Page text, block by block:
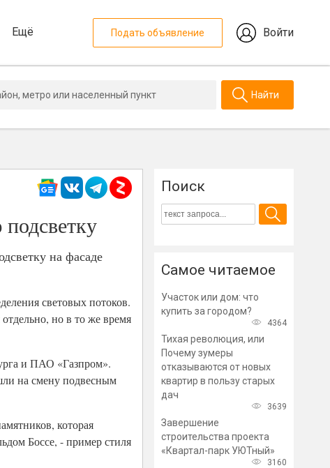
Ещё Подать объявление Войти
Найти
на фасаде
световых потоков.
но в то же время
и ПАО «Газпром».
на смену подвесным
которая
Боссе, - пример стиля
Поиск
Самое читаемое
Участок или дом: что
купить за городом?
4364
Тихая революция, или
Почему зумеры
отказываются от новых
квартир в пользу старых
дач
3639
Завершение
строительства проекта
«Квартал-парк УЮТный»
3160